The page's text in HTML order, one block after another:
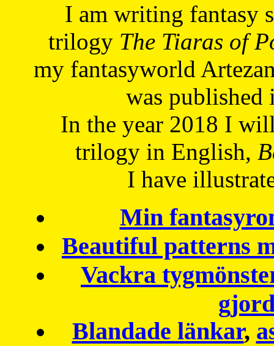
I am writing fantasy
trilogy The Tiaras of
my fantasyworld
was published
In the year 2018 I
trilogy in English,
I have
Min
Beautiful patterns
Vackra
Blandade länkar,